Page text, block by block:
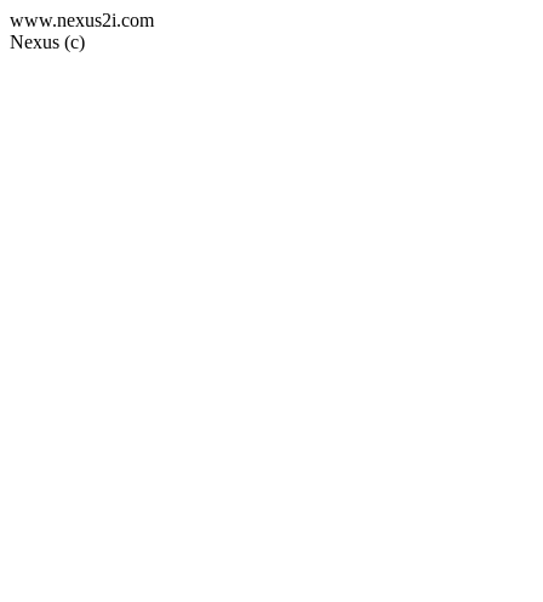
www.nexus2i.com
Nexus (c)